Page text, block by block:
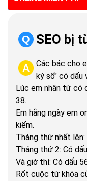
Q SEO bị
A
Các bác cho
ký số" có dấu
Lúc em nhận từ có
38.
Em hằng ngày em
kiểm.
Tháng thứ nhất
Tháng thứ 2: Có
Và giờ thì: Có dấu
Rốt cuộc từ khóa